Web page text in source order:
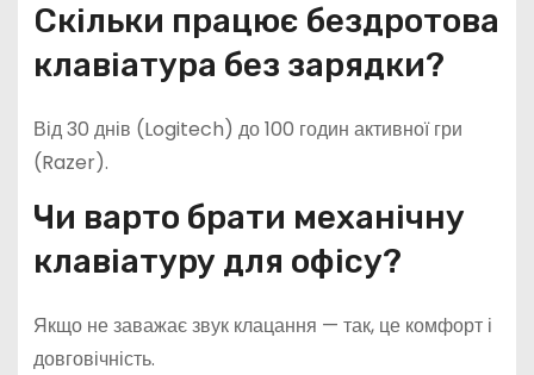
Скільки працює бездротова
клавіатура без зарядки?
Від 30 днів (Logitech) до 100 годин активної гри
(Razer).
Чи варто брати механічну
клавіатуру для офісу?
Якщо не заважає звук клацання — так, це комфорт і
довговічність.